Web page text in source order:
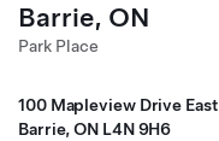
Barrie, ON
Park Place
100 Mapleview Drive East
Barrie, ON L4N 9H6